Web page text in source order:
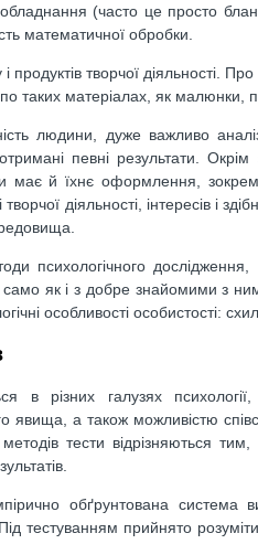
(часто це просто
математичної обробки.
і продуктів творчої діяльності.
по таких матеріалах, як малюнки,
людини, дуже важливо
певні результати.
має й їхнє оформлення,
діяльності, інтересів і
психологічного дослідження,
як і з добре знайомими з
особливості особистості:
в різних галузях
явища, а також можливістю
тести відрізняються
обґрунтована система
тестуванням прийнято